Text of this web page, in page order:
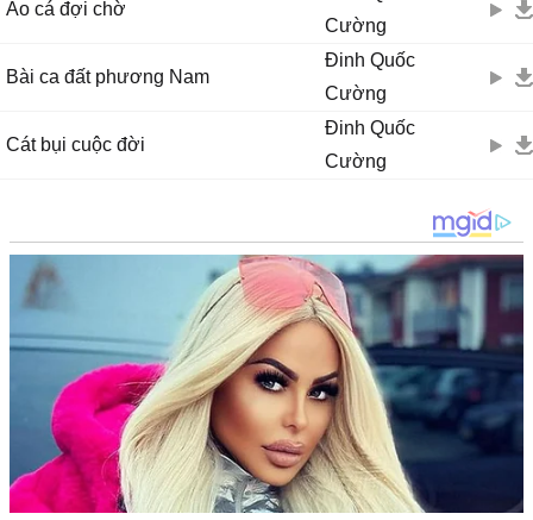
Ao cá đợi chờ
Cường
Bài ca đất phương Nam
Đinh Quốc
Cường
Cát bụi cuộc đời
Đinh Quốc
Cường